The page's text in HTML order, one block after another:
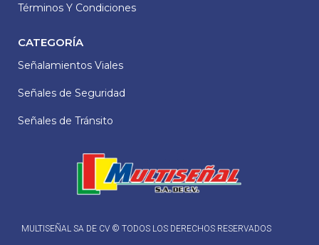
Términos Y Condiciones
CATEGORÍA
Señalamientos Viales
Señales de Seguridad
Señales de Tránsito
MULTISEÑAL SA DE CV © TODOS LOS DERECHOS RESERVADOS